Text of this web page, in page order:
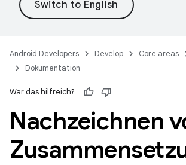
Android Developers Develop Core areas
Dokumentation
War das hilfreich?
Nachzeichnen